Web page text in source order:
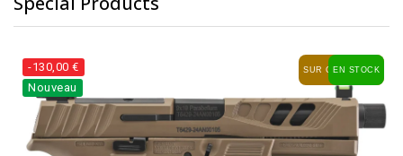
SUR COMMANDE
EN STOCK
-130,00 €
Nouveau